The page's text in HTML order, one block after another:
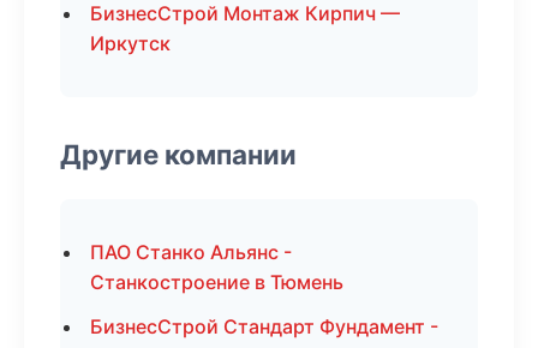
БизнесСтрой Монтаж Кирпич —
Иркутск
Другие компании
ПАО Станко Альянс -
Станкостроение в Тюмень
БизнесСтрой Стандарт Фундамент -